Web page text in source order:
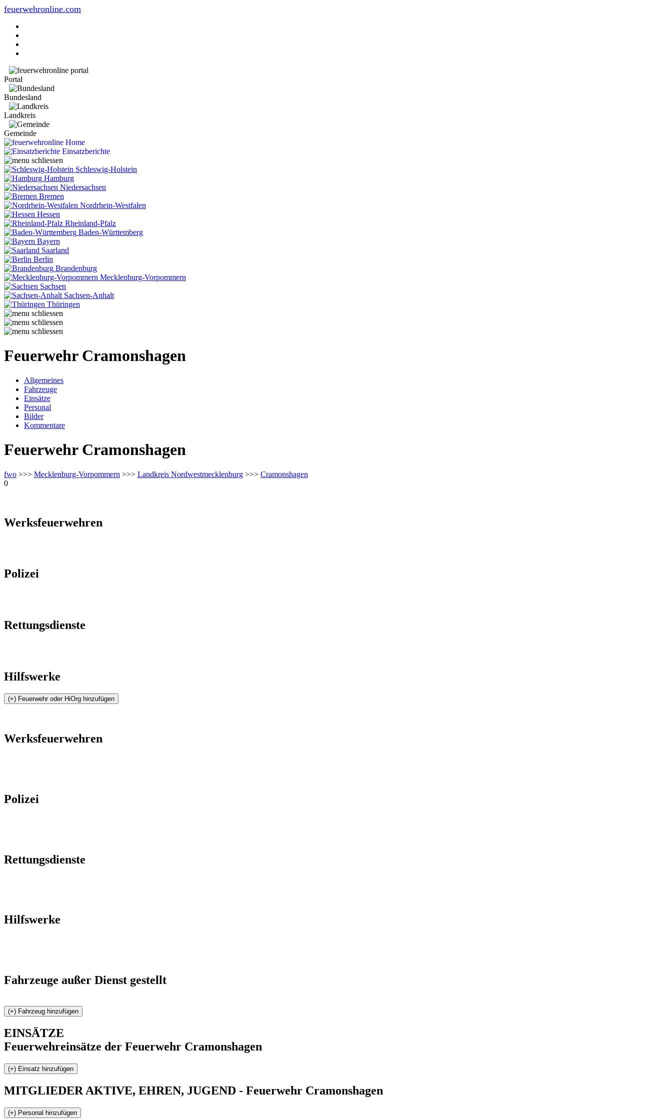
feuerwehronline.com
Portal
Bundesland
Landkreis
Gemeinde
Home
Einsatzberichte
Schleswig-Holstein
Hamburg
Niedersachsen
Bremen
Nordrhein-Westfalen
Hessen
Rheinland-Pfalz
Baden-Württemberg
Bayern
Saarland
Berlin
Brandenburg
Mecklenburg-Vorpommern
Sachsen
Sachsen-Anhalt
Thüringen
Feuerwehr Cramonshagen
Allgemeines
Fahrzeuge
Einsätze
Personal
Bilder
Kommentare
Feuerwehr Cramonshagen
fwo >>> Mecklenburg-Vorpommern >>> Landkreis Nordwestmecklenburg >>> Cramonshagen
0
Werksfeuerwehren
Polizei
Rettungsdienste
Hilfswerke
Werksfeuerwehren
Polizei
Rettungsdienste
Hilfswerke
Fahrzeuge außer Dienst gestellt
EINSÄTZE
Feuerwehreinsätze der Feuerwehr Cramonshagen
MITGLIEDER AKTIVE, EHREN, JUGEND - Feuerwehr Cramonshagen